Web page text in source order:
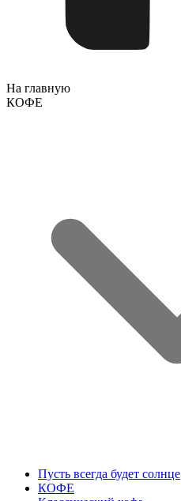
На главную
КОФЕ
Пусть всегда будет солнце
КОФЕ